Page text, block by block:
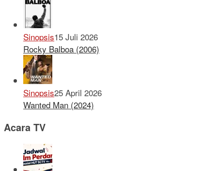
Sinopsis15 Juli 2026
Rocky Balboa (2006)
Sinopsis25 April 2026
Wanted Man (2024)
Acara TV